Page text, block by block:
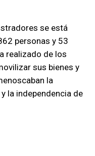
se está
personas y 53
realizado de los
sus bienes y
la
la independencia de